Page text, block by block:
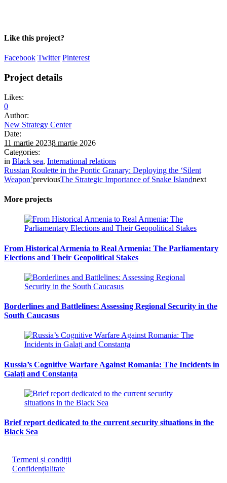
Like this project?
Facebook Twitter Pinterest
Project details
Likes:
0
Author:
New Strategy Center
Date:
11 martie 20238 martie 2026
Categories:
in Black sea, International relations
Russian Roulette in the Pontic Granary: Deploying the ‘Silent
Weapon’previousThe Strategic Importance of Snake Islandnext
More projects
From Historical Armenia to Real Armenia: The Parliamentary
Elections and Their Geopolitical Stakes
Borderlines and Battlelines: Assessing Regional Security in the
South Caucasus
Russia’s Cognitive Warfare Against Romania: The Incidents in
Galați and Constanța
Brief report dedicated to the current security situations in the
Black Sea
Termeni și condiții
Confidențialitate